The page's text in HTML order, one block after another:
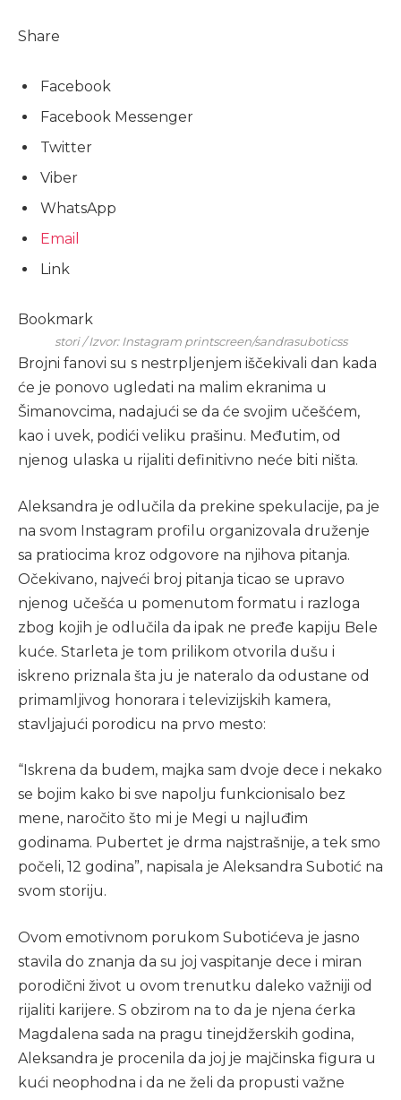
Share
Facebook
Facebook Messenger
Twitter
Viber
WhatsApp
Email
Link
Bookmark
stori / Izvor: Instagram printscreen/sandrasuboticss
Brojni fanovi su s nestrpljenjem iščekivali dan kada
će je ponovo ugledati na malim ekranima u
Šimanovcima, nadajući se da će svojim učešćem,
kao i uvek, podići veliku prašinu. Međutim, od
njenog ulaska u rijaliti definitivno neće biti ništa.
Aleksandra je odlučila da prekine spekulacije, pa je
na svom Instagram profilu organizovala druženje
sa pratiocima kroz odgovore na njihova pitanja.
Očekivano, najveći broj pitanja ticao se upravo
njenog učešća u pomenutom formatu i razloga
zbog kojih je odlučila da ipak ne pređe kapiju Bele
kuće. Starleta je tom prilikom otvorila dušu i
iskreno priznala šta ju je nateralo da odustane od
primamljivog honorara i televizijskih kamera,
stavljajući porodicu na prvo mesto:
“Iskrena da budem, majka sam dvoje dece i nekako
se bojim kako bi sve napolju funkcionisalo bez
mene, naročito što mi je Megi u najluđim
godinama. Pubertet je drma najstrašnije, a tek smo
počeli, 12 godina”, napisala je Aleksandra Subotić na
svom storiju.
Ovom emotivnom porukom Subotićeva je jasno
stavila do znanja da su joj vaspitanje dece i miran
porodični život u ovom trenutku daleko važniji od
rijaliti karijere. S obzirom na to da je njena ćerka
Magdalena sada na pragu tinejdžerskih godina,
Aleksandra je procenila da joj je majčinska figura u
kući neophodna i da ne želi da propusti važne